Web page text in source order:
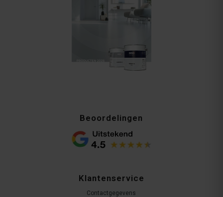
Beoordelingen
Klantenservice
Contactgegevens